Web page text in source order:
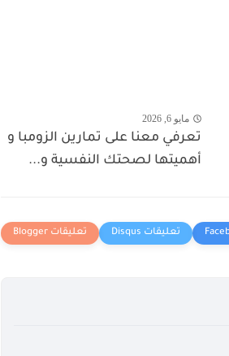
مايو 6, 2026
تعرفي معنا على تمارين الزومبا و
أهميتها لصحتك النفسية و...